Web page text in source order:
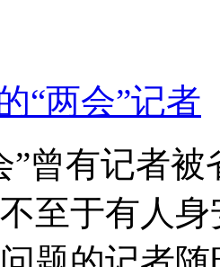
“两会”记者
”曾有记者
至于有人